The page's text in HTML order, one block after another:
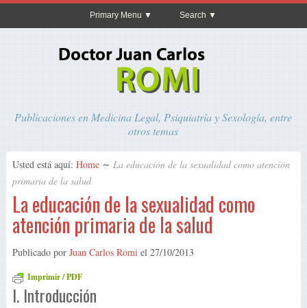
Primary Menu Search
Publicaciones en Medicina Legal, Psiquiatría y Sexología, entre
otros temas
Usted está aquí: Home ∼ La educación de la sexualidad como atención
primaria de la salud
La educación de la sexualidad como
atención primaria de la salud
Publicado por Juan Carlos Romiel 27/10/2013
Imprimir / PDF
I. Introducción